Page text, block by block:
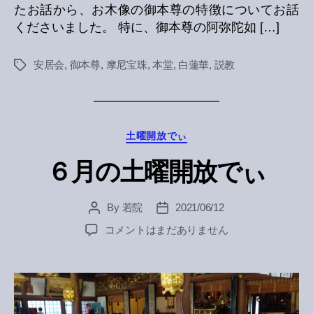
たお話から、お木像の御本尊の特徴についてお話
くださいました。 特に、御本尊の阿弥陀如 […]
Tags安居会, 御本尊, 摩尼宝珠, 本堂, 白蓮華, 説教
Categories
土曜開放でぃ
６月の土曜開放でぃ
Post
author
By 若院
Post
date
2021/06/12
６
土
曜
開
コメントはまだありません